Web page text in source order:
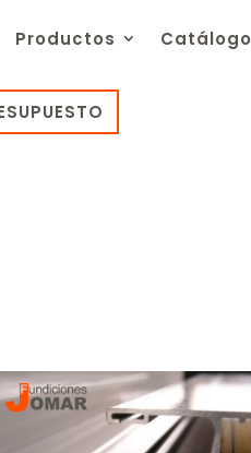
Productos Catálogo